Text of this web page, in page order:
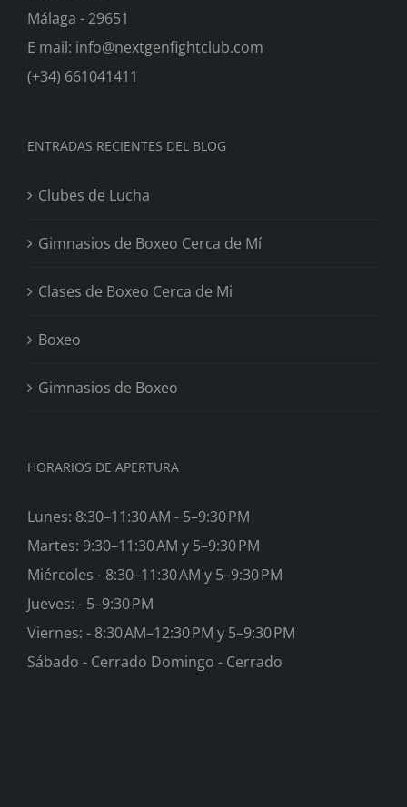
Málaga - 29651
E mail: info@nextgenfightclub.com
(+34) 661041411
ENTRADAS RECIENTES DEL BLOG
Clubes de Lucha
Gimnasios de Boxeo Cerca de Mí
Clases de Boxeo Cerca de Mi
Boxeo
Gimnasios de Boxeo
HORARIOS DE APERTURA
Lunes: 8:30–11:30 AM - 5–9:30 PM
Martes: 9:30–11:30 AM y 5–9:30 PM
Miércoles - 8:30–11:30 AM y 5–9:30 PM
Jueves: - 5–9:30 PM
Viernes: - 8:30 AM–12:30 PM y 5–9:30 PM
Sábado - Cerrado Domingo - Cerrado